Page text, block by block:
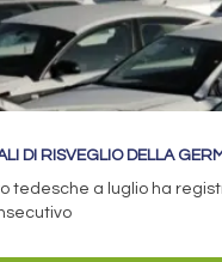
DI RISVEGLIO DELLA
tedesche a luglio ha